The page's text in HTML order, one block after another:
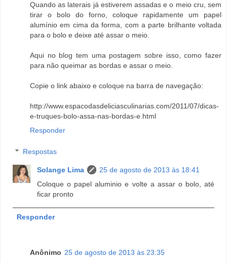
Quando as laterais já estiverem assadas e o meio cru, sem
tirar o bolo do forno, coloque rapidamente um papel
alumínio em cima da forma, com a parte brilhante voltada
para o bolo e deixe até assar o meio.
Aqui no blog tem uma postagem sobre isso, como fazer
para não queimar as bordas e assar o meio.
Copie o link abaixo e coloque na barra de navegação:
http://www.espacodasdeliciasculinarias.com/2011/07/dicas-
e-truques-bolo-assa-nas-bordas-e.html
Responder
Respostas
Solange Lima
25 de agosto de 2013 às 18:41
Coloque o papel aluminio e volte a assar o bolo, até
ficar pronto
Responder
Anônimo 25 de agosto de 2013 às 23:35